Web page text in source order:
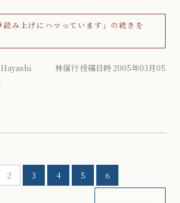
読み上げにハマっています」の続きを
Hayashi 林信行 投稿日時 2005年03月05
2 3 4 5 6